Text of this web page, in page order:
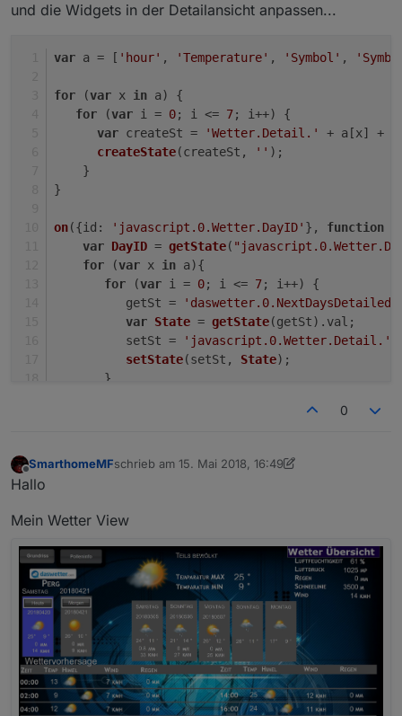
und die Widgets in der Detailansicht anpassen...
var a = [ 'hour' , 'Temperature' , 'Symbol' ,
for (var x in a) {
for (var i = 0; i <= 7; i++) {
var createSt = 'Wetter.Detail.' + a[x] +
createState(createSt, '' );
    }
}
on({id : 'javascript.0.Wetter.DayID' }, function
var DayID = getState(
for (var x in a){
for (var i = 0; i <= 7; i++) {
          getSt =
var State = getState(getSt). val ;
          setSt =
'javascript.0.Wetter.Detail.'
setState(setSt, State);
       }
0
Offline
SmarthomeMFschrieb am 15. Mai 2018, 16:49
zuletzt editiert von Jey Cee
Hallo
Mein Wetter View